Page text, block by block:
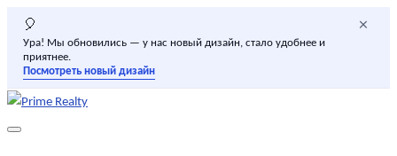
🎈
Ура! Мы обновились — у нас новый дизайн, стало удобнее и
приятнее.
Посмотреть новый дизайн
×